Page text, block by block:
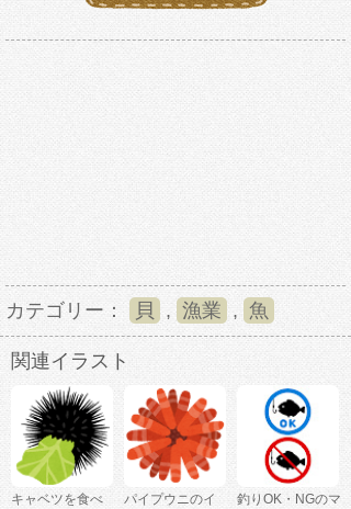
カテゴリー： 貝 , 漁業 , 魚
関連イラスト
キャベツを食べ
パイプウニのイ
釣りOK・NGのマ